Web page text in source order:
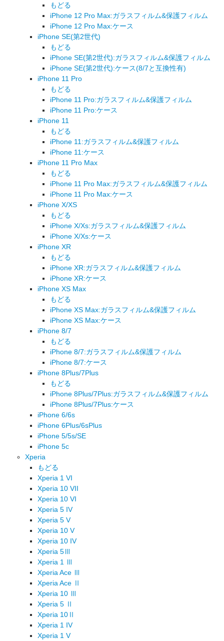
もどる
iPhone 12 Pro Max:ガラスフィルム&保護フィルム
iPhone 12 Pro Max:ケース
iPhone SE(第2世代)
もどる
iPhone SE(第2世代):ガラスフィルム&保護フィルム
iPhone SE(第2世代):ケース(8/7と互換性有)
iPhone 11 Pro
もどる
iPhone 11 Pro:ガラスフィルム&保護フィルム
iPhone 11 Pro:ケース
iPhone 11
もどる
iPhone 11:ガラスフィルム&保護フィルム
iPhone 11:ケース
iPhone 11 Pro Max
もどる
iPhone 11 Pro Max:ガラスフィルム&保護フィルム
iPhone 11 Pro Max:ケース
iPhone X/XS
もどる
iPhone X/Xs:ガラスフィルム&保護フィルム
iPhone X/Xs:ケース
iPhone XR
もどる
iPhone XR:ガラスフィルム&保護フィルム
iPhone XR:ケース
iPhone XS Max
もどる
iPhone XS Max:ガラスフィルム&保護フィルム
iPhone XS Max:ケース
iPhone 8/7
もどる
iPhone 8/7:ガラスフィルム&保護フィルム
iPhone 8/7:ケース
iPhone 8Plus/7Plus
もどる
iPhone 8Plus/7Plus:ガラスフィルム&保護フィルム
iPhone 8Plus/7Plus:ケース
iPhone 6/6s
iPhone 6Plus/6sPlus
iPhone 5/5s/SE
iPhone 5c
Xperia
もどる
Xperia 1 VI
Xperia 10 VII
Xperia 10 VI
Xperia 5 IV
Xperia 5 V
Xperia 10 V
Xperia 10 IV
Xperia 5Ⅲ
Xperia 1 Ⅲ
Xperia Ace Ⅲ
Xperia Ace Ⅱ
Xperia 10 Ⅲ
Xperia 5 Ⅱ
Xperia 10Ⅱ
Xperia 1 IV
Xperia 1 V